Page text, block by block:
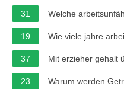
31
Welche
19 Wie viele jahre
37 Mit erzieher gehalt
23 Warum werden